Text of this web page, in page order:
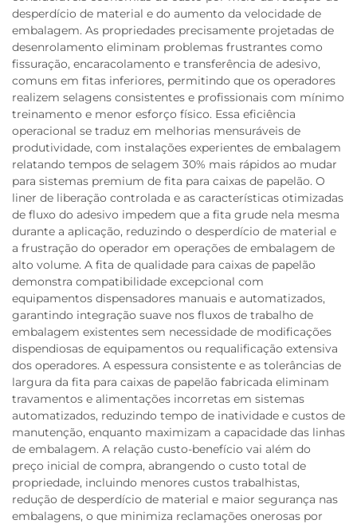
desperdício de material e do aumento da velocidade de
embalagem. As propriedades precisamente projetadas de
desenrolamento eliminam problemas frustrantes como
fissuração, encaracolamento e transferência de adesivo,
comuns em fitas inferiores, permitindo que os operadores
realizem selagens consistentes e profissionais com mínimo
treinamento e menor esforço físico. Essa eficiência
operacional se traduz em melhorias mensuráveis de
produtividade, com instalações experientes de embalagem
relatando tempos de selagem 30% mais rápidos ao mudar
para sistemas premium de fita para caixas de papelão. O
liner de liberação controlada e as características otimizadas
de fluxo do adesivo impedem que a fita grude nela mesma
durante a aplicação, reduzindo o desperdício de material e
a frustração do operador em operações de embalagem de
alto volume. A fita de qualidade para caixas de papelão
demonstra compatibilidade excepcional com
equipamentos dispensadores manuais e automatizados,
garantindo integração suave nos fluxos de trabalho de
embalagem existentes sem necessidade de modificações
dispendiosas de equipamentos ou requalificação extensiva
dos operadores. A espessura consistente e as tolerâncias de
largura da fita para caixas de papelão fabricada eliminam
travamentos e alimentações incorretas em sistemas
automatizados, reduzindo tempo de inatividade e custos de
manutenção, enquanto maximizam a capacidade das linhas
de embalagem. A relação custo-benefício vai além do
preço inicial de compra, abrangendo o custo total de
propriedade, incluindo menores custos trabalhistas,
redução de desperdício de material e maior segurança nas
embalagens, o que minimiza reclamações onerosas por